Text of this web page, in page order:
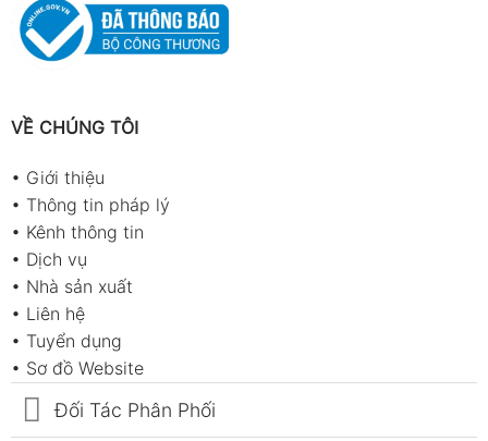
VỀ CHÚNG TÔI
• Giới thiệu
• Thông tin pháp lý
• Kênh thông tin
• Dịch vụ
• Nhà sản xuất
• Liên hệ
• Tuyển dụng
• Sơ đồ Website
Đối Tác Phân Phối